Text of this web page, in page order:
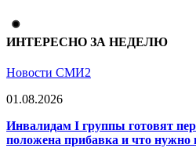
ИНТЕРЕСНО ЗА НЕДЕЛЮ
Новости СМИ2
01.08.2026
Инвалидам I группы готовят
положена прибавка и что нужно